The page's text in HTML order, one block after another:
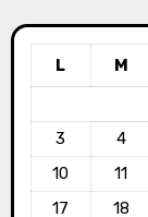
L M
3
4
10
11
17
18